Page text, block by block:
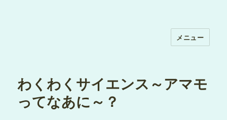
メニュー
わくわくサイエンス～アマモ
ってなあに～？